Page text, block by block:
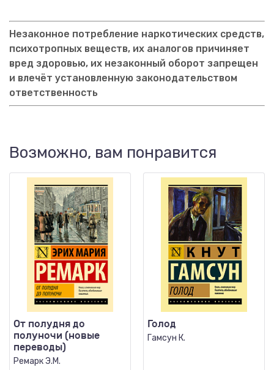
Незаконное потребление наркотических средств,
психотропных веществ, их аналогов причиняет
вред здоровью, их незаконный оборот запрещен
и влечёт установленную законодательством
ответственность
Возможно, вам понравится
От полудня до
полуночи (новые
переводы)
Ремарк Э.М.
Голод
Гамсун К.